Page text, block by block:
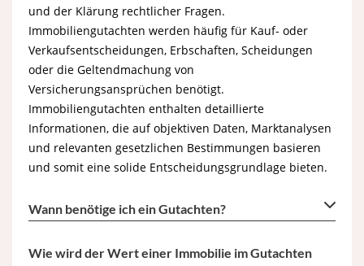
und der Klärung rechtlicher Fragen.
Immobiliengutachten werden häufig für Kauf- oder
Verkaufsentscheidungen, Erbschaften, Scheidungen
oder die Geltendmachung von
Versicherungsansprüchen benötigt.
Immobiliengutachten enthalten detaillierte
Informationen, die auf objektiven Daten, Marktanalysen
und relevanten gesetzlichen Bestimmungen basieren
und somit eine solide Entscheidungsgrundlage bieten.
Wann benötige ich ein Gutachten?
Wie wird der Wert einer Immobilie im Gutachten